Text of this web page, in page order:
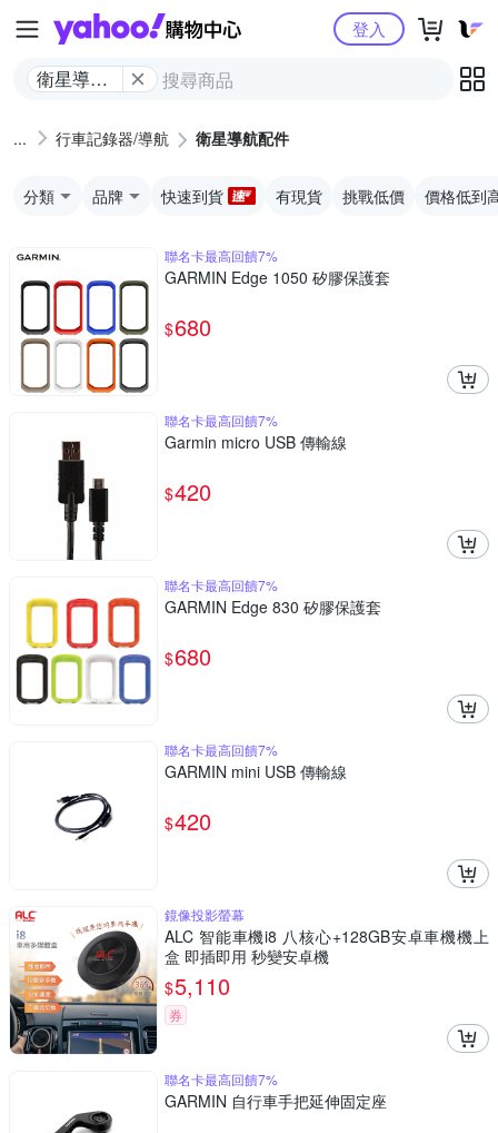
Yahoo購物中心
衛星導航
登入
行車記錄器/導航 衛星導航配件
分類 品牌 快速到貨 有現貨 挑戰低價 價格低到
聯名卡最高回饋7%
GARMIN Edge 1050 矽膠保護套
$680
聯名卡最高回饋7%
Garmin micro USB 傳輸線
$420
聯名卡最高回饋7%
GARMIN Edge 830 矽膠保護套
$680
聯名卡最高回饋7%
GARMIN mini USB 傳輸線
$420
鏡像投影螢幕
ALC 智能車機i8 八核心+128GB安卓車機機上
盒 即插即用 秒變安卓機
$5,110
券
聯名卡最高回饋7%
GARMIN 自行車手把延伸固定座